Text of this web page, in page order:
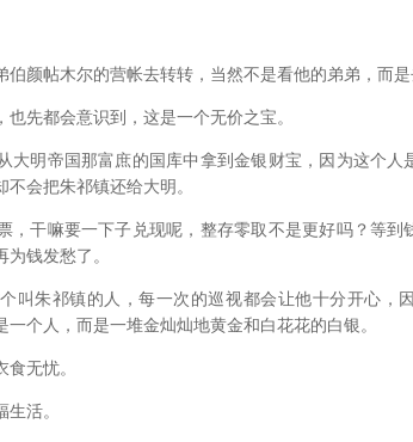
颜帖木尔的营帐去转转，当然不是看他的弟弟，而
先都会意识到，这是一个无价之宝。
明帝国那富庶的国库中拿到金银财宝，因为这个人
会把朱祁镇还给大明。
干嘛要一下子兑现呢，整存零取不是更好吗？等到
钱发愁了。
朱祁镇的人，每一次的巡视都会让他十分开心，
个人，而是一堆金灿灿地黄金和白花花的白银。
无忧。
活。